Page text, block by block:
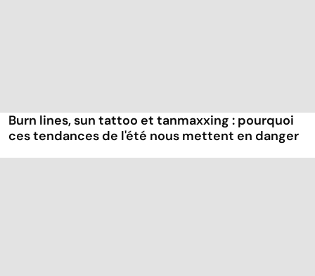
Burn lines, sun tattoo et tanmaxxing : pourquoi
ces tendances de l'été nous mettent en danger